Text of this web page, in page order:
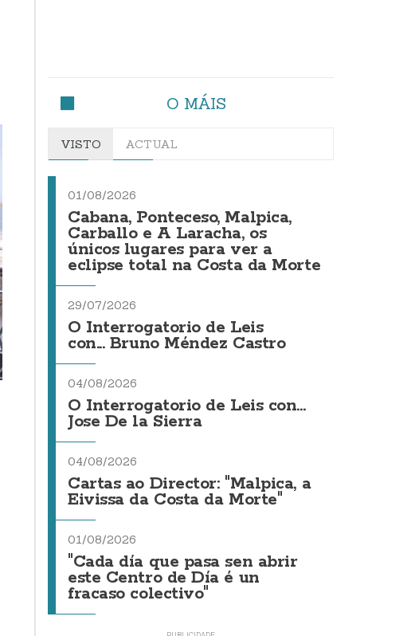
O MÁIS
VISTO ACTUAL
01/08/2026
Cabana, Ponteceso, Malpica,
Carballo e A Laracha, os
únicos lugares para ver a
eclipse total na Costa da Morte
29/07/2026
O Interrogatorio de Leis
con... Bruno Méndez Castro
04/08/2026
O Interrogatorio de Leis con...
Jose De la Sierra
04/08/2026
Cartas ao Director: "Malpica, a
Eivissa da Costa da Morte"
01/08/2026
"Cada día que pasa sen abrir
este Centro de Día é un
fracaso colectivo"